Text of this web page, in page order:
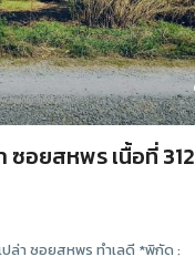
ซอยสหพร เนื้อที่ 312
ล่า ซอยสหพร ทำเลดี *พิกัด :